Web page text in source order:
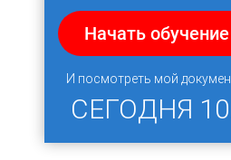
Начать
И посмотреть мой
СЕГОДНЯ